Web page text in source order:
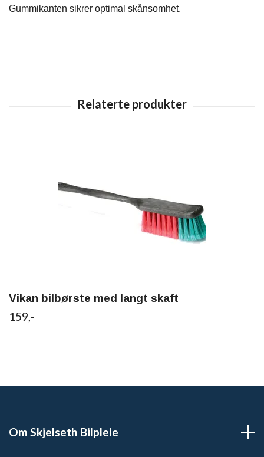
Gummikanten sikrer optimal skånsomhet.
Vikan bilbørste med langt skaft
159,-
Om Skjelseth Bilpleie